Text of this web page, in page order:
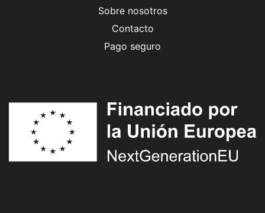
Sobre nosotros
Contacto
Pago seguro